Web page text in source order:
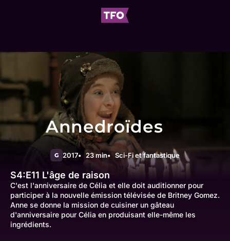
Annedroïdes
G 2017 23 min Sci-Fi et fantastique
S4:E11 L'âge de raison
C'est l'anniversaire de Célia et elle doit auditionner pour
participer à la nouvelle émission télévisée de Britney Gomez.
Anne se donne la mission de cuisiner un gâteau
d'anniversaire pour Célia en produisant elle-même les
ingrédients.